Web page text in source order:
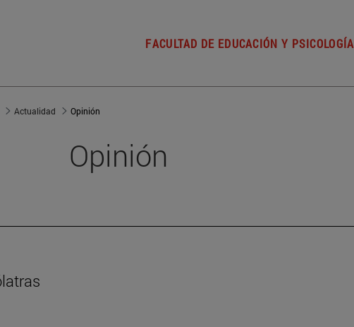
FACULTAD DE EDUCACIÓN Y PSICOLOGÍA
Actualidad Opinión
Opinión